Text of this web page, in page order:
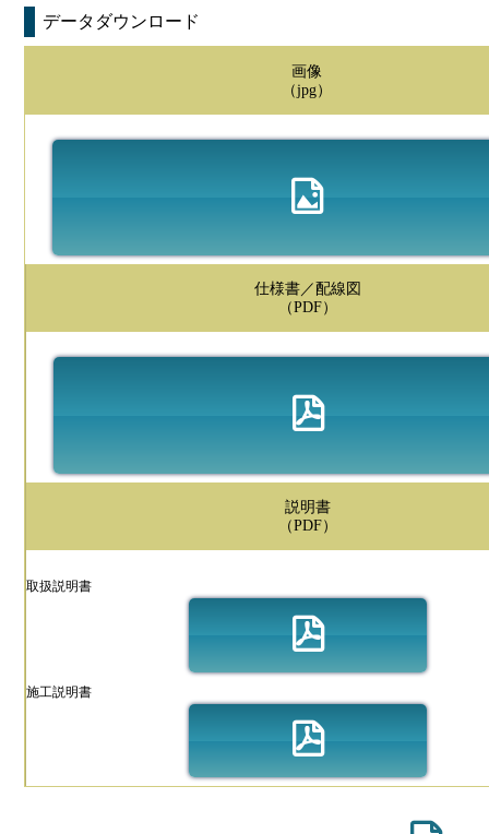
データダウンロード
画像
（jpg）
仕様書／配線図
（PDF）
説明書
（PDF）
取扱説明書
施工説明書